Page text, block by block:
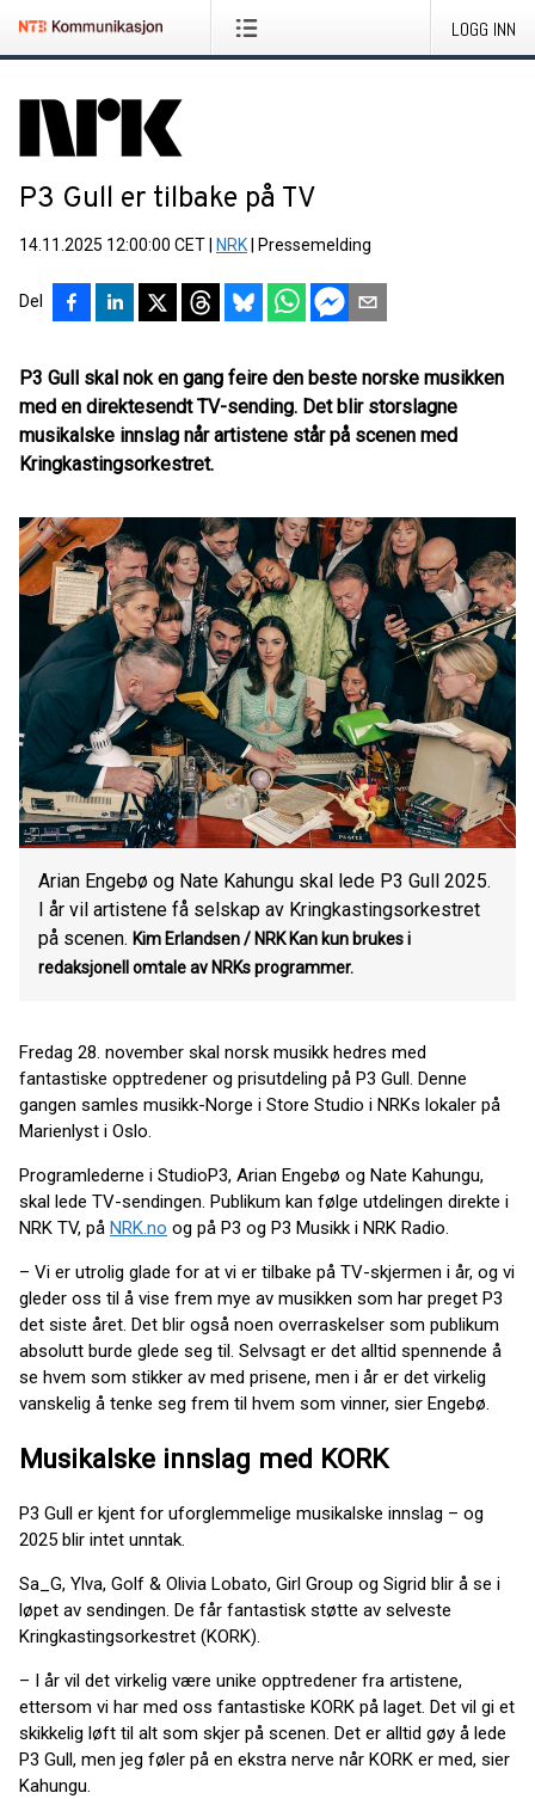
LOGG INN
P3 Gull er tilbake på TV
14.11.2025 12:00:00 CET NRK Pressemelding
Del
P3 Gull skal nok en gang feire den beste norske musikken
med en direktesendt TV-sending. Det blir storslagne
musikalske innslag når artistene står på scenen med
Kringkastingsorkestret.
Arian Engebø og Nate Kahungu skal lede P3 Gull 2025.
I år vil artistene få selskap av Kringkastingsorkestret
på scenen. Kim Erlandsen / NRK Kan kun brukes i
redaksjonell omtale av NRKs programmer.
Fredag 28. november skal norsk musikk hedres med
fantastiske opptredener og prisutdeling på P3 Gull. Denne
gangen samles musikk-Norge i Store Studio i NRKs lokaler på
Marienlyst i Oslo.
Programlederne i StudioP3, Arian Engebø og Nate Kahungu,
skal lede TV-sendingen. Publikum kan følge utdelingen direkte i
NRK TV, på NRK.no og på P3 og P3 Musikk i NRK Radio.
– Vi er utrolig glade for at vi er tilbake på TV-skjermen i år, og vi
gleder oss til å vise frem mye av musikken som har preget P3
det siste året. Det blir også noen overraskelser som publikum
absolutt burde glede seg til. Selvsagt er det alltid spennende å
se hvem som stikker av med prisene, men i år er det virkelig
vanskelig å tenke seg frem til hvem som vinner, sier Engebø.
Musikalske innslag med KORK
P3 Gull er kjent for uforglemmelige musikalske innslag – og
2025 blir intet unntak.
Sa_G, Ylva, Golf & Olivia Lobato, Girl Group og Sigrid blir å se i
løpet av sendingen. De får fantastisk støtte av selveste
Kringkastingsorkestret (KORK).
– I år vil det virkelig være unike opptredener fra artistene,
ettersom vi har med oss fantastiske KORK på laget. Det vil gi et
skikkelig løft til alt som skjer på scenen. Det er alltid gøy å lede
P3 Gull, men jeg føler på en ekstra nerve når KORK er med, sier
Kahungu.